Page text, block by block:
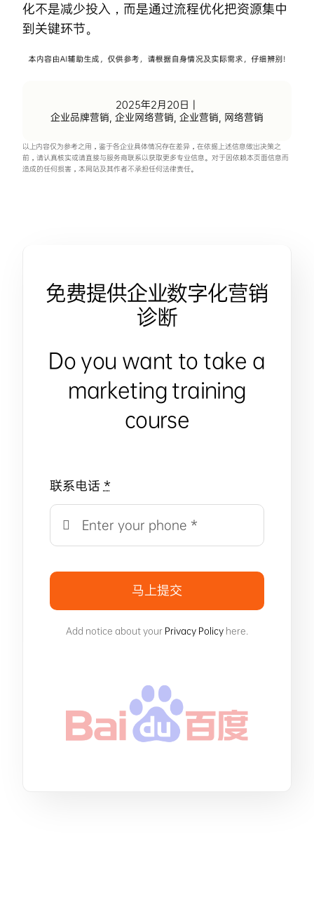
化不是减少投入，而是通过流程优化把资源集中
到关键环节。
2025年2月20日
企业品牌营销, 企业网络营销, 企业营销, 网络营销
以上内容仅为参考之用，鉴于各企业具体情况存在差异，在依据上述信息做出决策之
前，请认真核实或请直接与服务商联系以获取更多专业信息。对于因依赖本页面信息而
造成的任何损害，本网站及其作者不承担任何法律责任。
免费提供企业数字化营销
诊断
Do you want to take a
marketing training
course
联系电话*
马上提交
Add notice about your Privacy Policy here.